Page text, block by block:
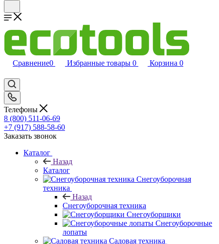
Сравнение0 Избранные товары 0 Корзина 0
Телефоны
8 (800) 511-06-69
+7 (917) 588-58-60
Заказать звонок
Каталог
Назад
Каталог
Снегоуборочная
техника
Назад
Снегоуборочная техника
Снегоуборщики
Снегоуборочные
лопаты
Садовая техника